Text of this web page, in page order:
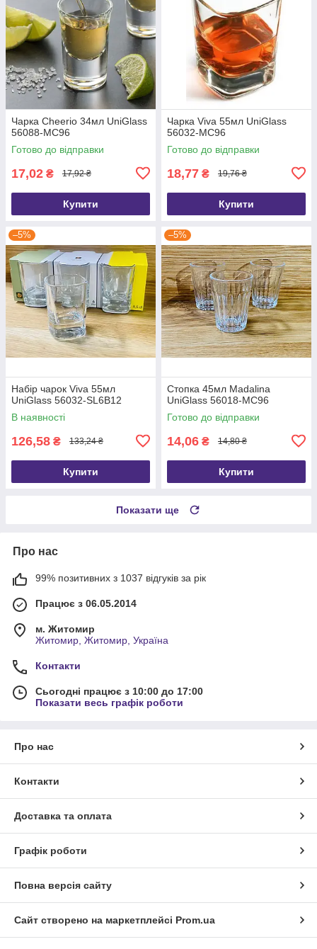
Чарка Cheerio 34мл UniGlass
56088-MC96
Готово до відправки
17,02 ₴ 17,92 ₴
Купити
Чарка Viva 55мл UniGlass
56032-MC96
Готово до відправки
18,77 ₴ 19,76 ₴
Купити
–5%
Набір чарок Viva 55мл
UniGlass 56032-SL6B12
В наявності
126,58 ₴ 133,24 ₴
Купити
–5%
Стопка 45мл Madalina
UniGlass 56018-MC96
Готово до відправки
14,06 ₴ 14,80 ₴
Купити
Показати ще
Про нас
99% позитивних з 1037 відгуків за рік
Працює з 06.05.2014
м. Житомир
Житомир, Житомир, Україна
Контакти
Сьогодні працює з 10:00 до 17:00
Показати весь графік роботи
Про нас
Контакти
Доставка та оплата
Графік роботи
Повна версія сайту
Сайт створено на маркетплейсі Prom.ua